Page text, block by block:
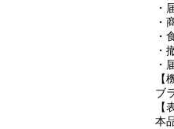
・
・
・
・
・
【
ブ
【
本